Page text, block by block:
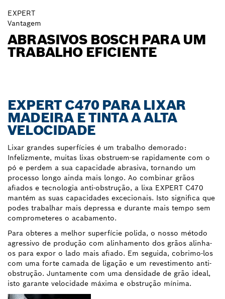
EXPERT
Vantagem
ABRASIVOS BOSCH PARA UM
TRABALHO EFICIENTE
EXPERT C470 PARA LIXAR
MADEIRA E TINTA A ALTA
VELOCIDADE
Lixar grandes superfícies é um trabalho demorado:
Infelizmente, muitas lixas obstruem-se rapidamente com o
pó e perdem a sua capacidade abrasiva, tornando um
processo longo ainda mais longo. Ao combinar grãos
afiados e tecnologia anti-obstrução, a lixa EXPERT C470
mantém as suas capacidades excecionais. Isto significa que
podes trabalhar mais depressa e durante mais tempo sem
comprometeres o acabamento.
Para obteres a melhor superfície polida, o nosso método
agressivo de produção com alinhamento dos grãos alinha-
os para expor o lado mais afiado. Em seguida, cobrimo-los
com uma forte camada de ligação e um revestimento anti-
obstrução. Juntamente com uma densidade de grão ideal,
isto garante velocidade máxima e obstrução mínima.